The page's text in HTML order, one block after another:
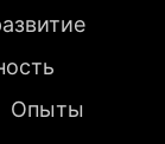
Опыты